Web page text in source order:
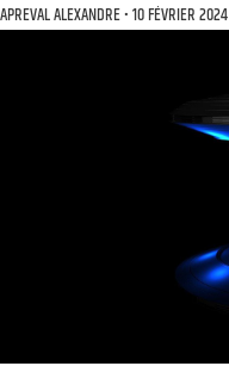
APREVAL ALEXANDRE 10 FÉVRIER 2024